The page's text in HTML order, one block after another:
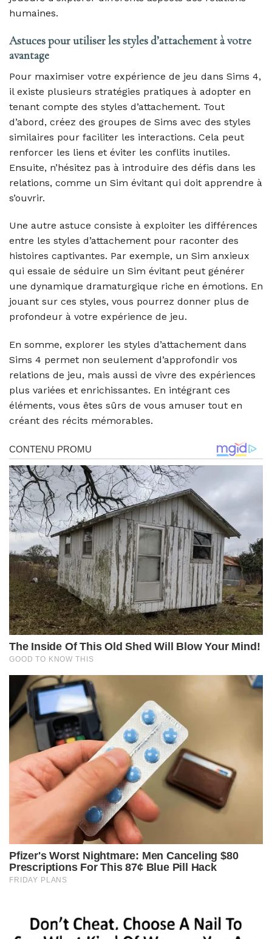
humaines.
Astuces pour utiliser les styles d’attachement à votre
avantage
Pour maximiser votre expérience de jeu dans Sims 4,
il existe plusieurs stratégies pratiques à adopter en
tenant compte des styles d’attachement. Tout
d’abord, créez des groupes de Sims avec des styles
similaires pour faciliter les interactions. Cela peut
renforcer les liens et éviter les conflits inutiles.
Ensuite, n’hésitez pas à introduire des défis dans les
relations, comme un Sim évitant qui doit apprendre à
s’ouvrir.
Une autre astuce consiste à exploiter les différences
entre les styles d’attachement pour raconter des
histoires captivantes. Par exemple, un Sim anxieux
qui essaie de séduire un Sim évitant peut générer
une dynamique dramaturgique riche en émotions. En
jouant sur ces styles, vous pourrez donner plus de
profondeur à votre expérience de jeu.
En somme, explorer les styles d’attachement dans
Sims 4 permet non seulement d’approfondir vos
relations de jeu, mais aussi de vivre des expériences
plus variées et enrichissantes. En intégrant ces
éléments, vous êtes sûrs de vous amuser tout en
créant des récits mémorables.